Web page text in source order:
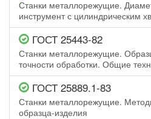
Станки металлорежущие.
инструмент с цилиндрическим
ГОСТ 25443-82
Станки металлорежущие.
точности обработки. Общие
ГОСТ 25889.1-83
Станки металлорежущие.
образца-изделия